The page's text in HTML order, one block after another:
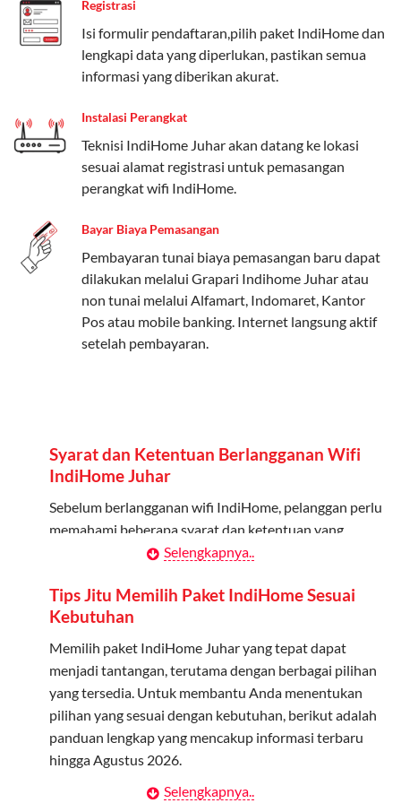
Paket Easy cocok untuk kebutuhan dasar, Paket
Complete untuk yang menginginkan fitur lengkap,
dan Paket Dynamic IP untuk pengguna yang
memprioritaskan kecepatan internet tinggi.
Paket Telkomsel One dengan Kuota Keluarga
Salah satu fitur unggulan Telkomsel One adalah Paket
Kuota Keluarga. Dengan kuota hingga 30 GB, Anda
bisa membagikan internet kepada anggota keluarga
atau teman tanpa perlu khawatir kehabisan kuota.
Berikut adalah detailnya:
Kuota Keluarga 30 GB
Kuota ini dapat digunakan secara bersama-sama oleh
Admin (pelanggan utama) dan anggota yang terdaftar.
Berlaku Nasional
untuk jaringan 2G, 3G, dan 4G.
Tidak Berlaku untuk Roaming
Kuota ini hanya bisa digunakan di dalam negeri.
Daftarkan Anggota: Admin dapat mendaftarkan anggota
melalui aplikasi MyTelkomsel atau website Telkomsel One.
Bagikan Kuota: Setelah terdaftar, anggota bisa langsung
menggunakan kuota keluarga.
Registrasi
Isi formulir pendaftaran,pilih paket IndiHome dan
lengkapi data yang diperlukan, pastikan semua
informasi yang diberikan akurat.
Instalasi Perangkat
Teknisi IndiHome Juhar akan datang ke lokasi
sesuai alamat registrasi untuk pemasangan
perangkat wifi IndiHome.
Bayar Biaya Pemasangan
Pembayaran tunai biaya pemasangan baru dapat
dilakukan melalui Grapari Indihome Juhar atau
non tunai melalui Alfamart, Indomaret, Kantor
Pos atau mobile banking. Internet langsung aktif
setelah pembayaran.
Syarat dan Ketentuan Berlangganan Wifi
IndiHome Juhar
Sebelum berlangganan wifi IndiHome, pelanggan perlu
memahami beberapa syarat dan ketentuan yang
Kontrak Berlangganan
Pelanggan harus menandatangani Kontrak
Berlangganan yang mencakup data pelanggan, jenis
layanan indihome Juhar yang dipilih, serta syarat dan
ketentuan yang berlaku. Kontrak ini dapat diubah atau
ditambah sesuai kebutuhan.
Biaya Pasang Baru (PSB)
Selengkapnya..
Tips Jitu Memilih Paket IndiHome Sesuai
Kebutuhan
Memilih paket IndiHome Juhar yang tepat dapat
menjadi tantangan, terutama dengan berbagai pilihan
yang tersedia. Untuk membantu Anda menentukan
pilihan yang sesuai dengan kebutuhan, berikut adalah
panduan lengkap yang mencakup informasi terbaru
hingga Agustus 2026.
Selengkapnya..